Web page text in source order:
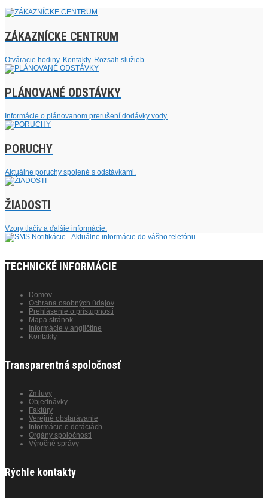
ZÁKAZNÍCKE CENTRUM
Otváracie hodiny. Kontakty. Rozsah služieb.
PLÁNOVANÉ ODSTÁVKY
Informácie o plánovanom prerušení dodávky vody.
PORUCHY
Aktuálne poruchy spojené s odstávkami.
ŽIADOSTI
Vzory tlačív a ďalšie informácie.
TECHNICKÉ INFORMÁCIE
Domov
Ochrana osobných údajov
Prehlásenie o prístupnosti
Mapa stránok
Informácie v angličtine
Kontakty
Transparentná spoločnosť
Zmluvy
Objednávky
Faktúry
Verejné obstarávanie
Informácie o dotáciách
Orgány spoločnosti
Výročné správy
Rýchle kontakty